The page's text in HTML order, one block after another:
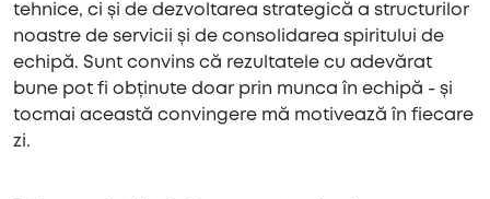
tehnice, ci și de dezvoltarea strategică a structurilor
noastre de servicii și de consolidarea spiritului de
echipă. Sunt convins că rezultatele cu adevărat
bune pot fi obținute doar prin munca în echipă - și
tocmai această convingere mă motivează în fiecare
zi.